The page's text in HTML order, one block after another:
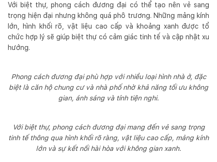
Với biệt thự, phong cách đương đại có thể tạo nên vẻ sang
trọng hiện đại nhưng không quá phô trương. Những mảng kính
lớn, hình khối rõ, vật liệu cao cấp và khoảng xanh được tổ
chức hợp lý sẽ giúp biệt thự có cảm giác tinh tế và cập nhật xu
hướng.
Phong cách đương đại phù hợp với nhiều loại hình nhà ở, đặc
biệt là căn hộ chung cư và nhà phố nhờ khả năng tối ưu không
gian, ánh sáng và tính tiện nghi.
Với biệt thự, phong cách đương đại mang đến vẻ sang trọng
tinh tế thông qua hình khối rõ ràng, vật liệu cao cấp, mảng kính
lớn và sự kết nối hài hòa với không gian xanh.